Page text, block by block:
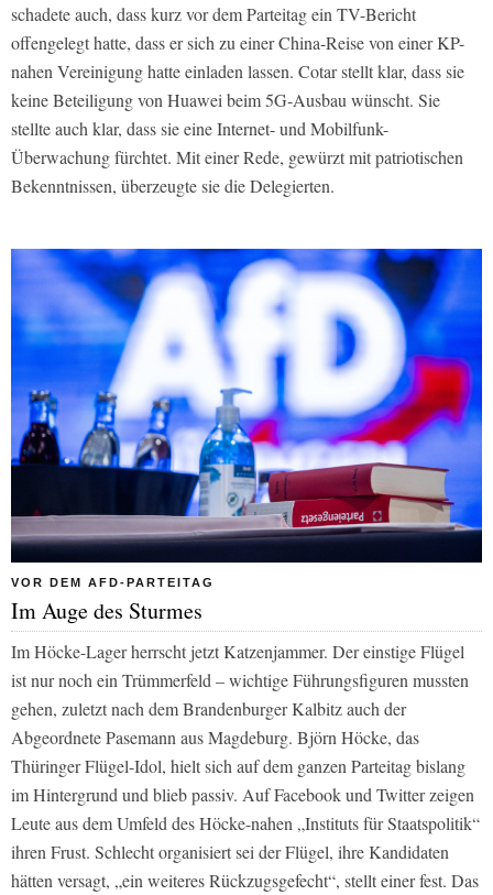
schadete auch, dass kurz vor dem Parteitag ein TV-Bericht
offengelegt hatte, dass er sich zu einer China-Reise von einer KP-
nahen Vereinigung hatte einladen lassen. Cotar stellt klar, dass sie
keine Beteiligung von Huawei beim 5G-Ausbau wünscht. Sie
stellte auch klar, dass sie eine Internet- und Mobilfunk-
Überwachung fürchtet. Mit einer Rede, gewürzt mit patriotischen
Bekenntnissen, überzeugte sie die Delegierten.
VOR DEM AFD-PARTEITAG
Im Auge des Sturmes
Im Höcke-Lager herrscht jetzt Katzenjammer. Der einstige Flügel
ist nur noch ein Trümmerfeld – wichtige Führungsfiguren mussten
gehen, zuletzt nach dem Brandenburger Kalbitz auch der
Abgeordnete Pasemann aus Magdeburg. Björn Höcke, das
Thüringer Flügel-Idol, hielt sich auf dem ganzen Parteitag bislang
im Hintergrund und blieb passiv. Auf Facebook und Twitter zeigen
Leute aus dem Umfeld des Höcke-nahen „Instituts für Staatspolitik“
ihren Frust. Schlecht organisiert sei der Flügel, ihre Kandidaten
hätten versagt, „ein weiteres Rückzugsgefecht“, stellt einer fest. Das